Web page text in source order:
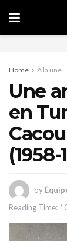
Home À la une
Une
en
(1958-
by
Reading Time: